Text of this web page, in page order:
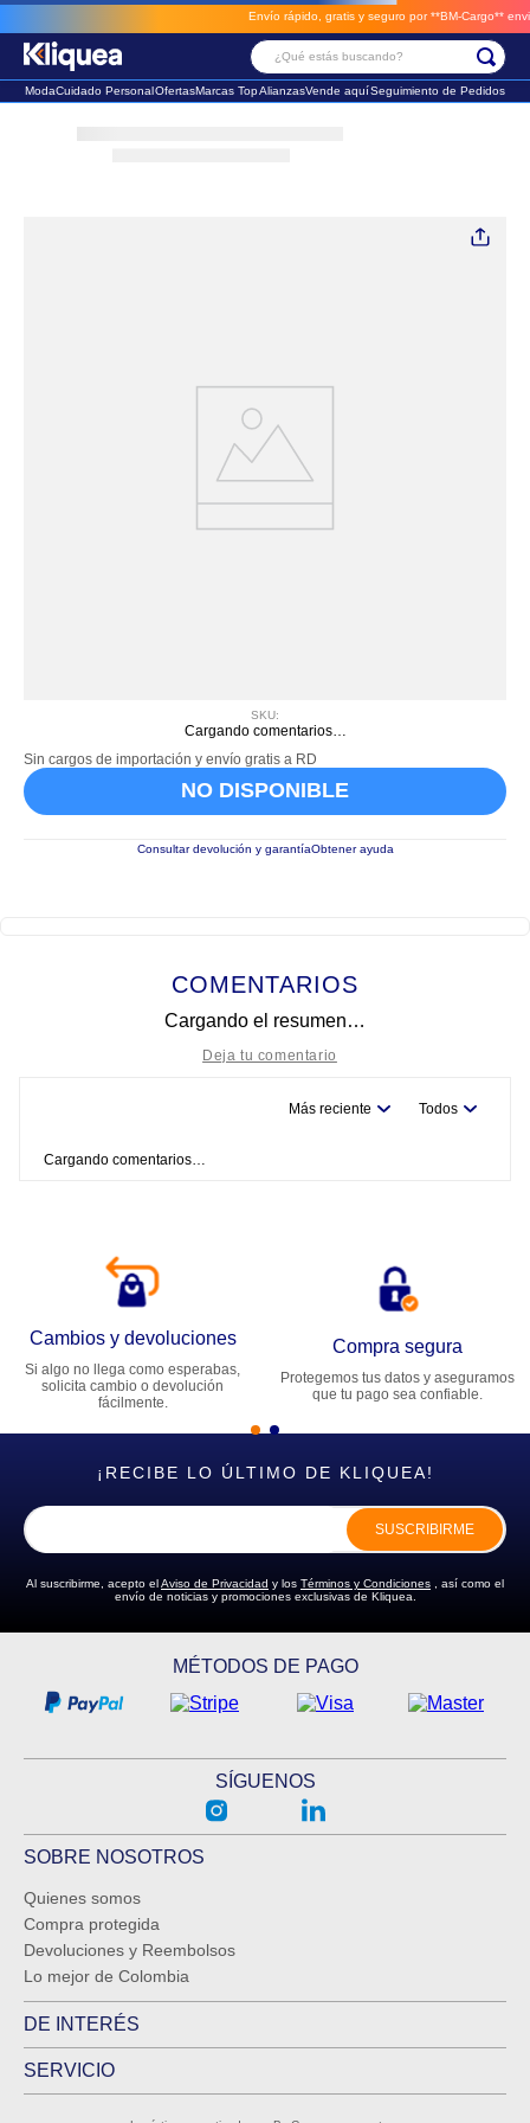
Envío rápido, gratis y seguro por **BM-Cargo** envios a través de BM-
¿Qué estás buscando?
ModaCuidado PersonalOfertasMarcas TopAlianzasVende aquíSeguimiento de Pedidos
SKU:
Cargando comentarios…
Sin cargos de importación y envío gratis a RD
NO DISPONIBLE
Consultar devolución y garantíaObtener ayuda
COMENTARIOS
Cargando el resumen…
Tu nombre
Dirección de email
ENVIAR COMENTARIO
Más reciente Todos
Cargando comentarios…
Cambios y devoluciones
Si algo no llega como esperabas,
solicita cambio o devolución
fácilmente.
Compra segura
Protegemos tus datos y aseguramos
que tu pago sea confiable.
¡RECIBE LO ÚLTIMO DE KLIQUEA!
SUSCRIBIRME
Al suscribirme, acepto elAviso de Privacidad y los Términos y Condiciones , así como el
envío de noticias y promociones exclusivas de Kliquea.
MÉTODOS DE PAGO
SÍGUENOS
SOBRE NOSOTROS
Quienes somos
Compra protegida
Devoluciones y Reembolsos
Lo mejor de Colombia
DE INTERÉS
SERVICIO